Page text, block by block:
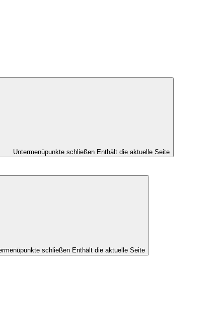
Untermenüpunkte schließen Enthält die aktuelle Seite
schließen Enthält die aktuelle Seite